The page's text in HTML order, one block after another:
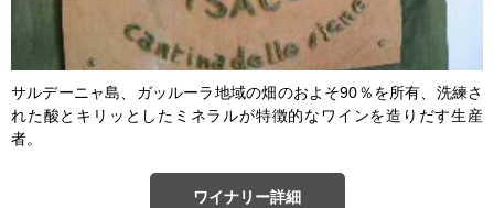
サルデーニャ島、ガッルーラ地域の畑のおよそ90％を所有、洗練さ
れた酸とキリッとしたミネラルが特徴的なワインを造りだす生産
者。
ワイナリー詳細